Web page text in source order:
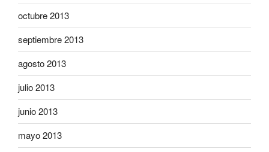
octubre 2013
septiembre 2013
agosto 2013
julio 2013
junio 2013
mayo 2013